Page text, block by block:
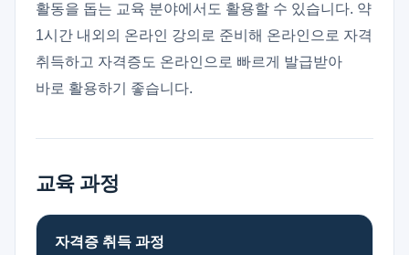
활동을 돕는 교육 분야에서도 활용할 수 있습니다. 약
1시간 내외의 온라인 강의로 준비해 온라인으로 자격
취득하고 자격증도 온라인으로 빠르게 발급받아
바로 활용하기 좋습니다.
교육 과정
자격증 취득 과정